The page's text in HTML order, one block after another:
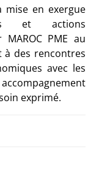
mise en exergue
et actions
MAROC PME au
des rencontres
avec les
exprimé.